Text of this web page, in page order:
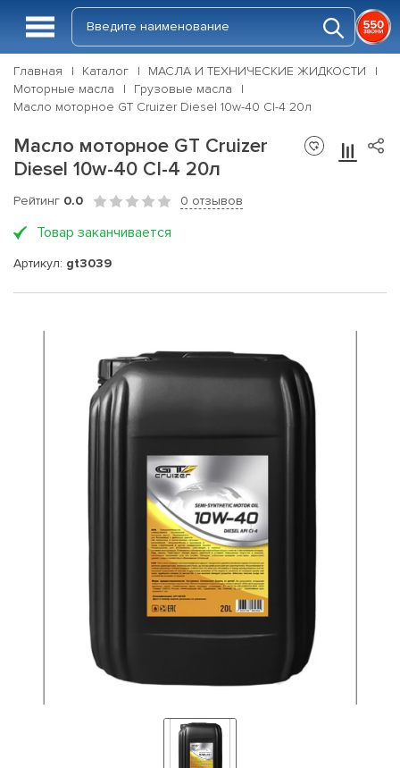
Главная Каталог
МАСЛА И ТЕХНИЧЕСКИЕ ЖИДКОСТИ
Моторные масла
Грузовые масла
Масло моторное GT Cruizer Diesel 10w-40 CI-4 20л
Масло моторное GT Cruizer
Diesel 10w-40 CI-4 20л
Рейтинг 0.0 0 отзывов
Товар заканчивается
Артикул: gt3039